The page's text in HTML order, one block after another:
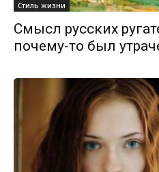
Стиль жизни
Смысл русских
почему-то был